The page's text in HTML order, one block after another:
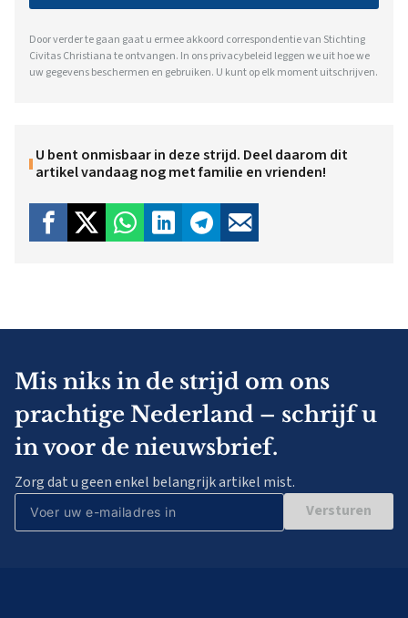
Door verder te gaan gaat u ermee akkoord correspondentie van Stichting
Civitas Christiana te ontvangen. In onsprivacybeleid leggen we uit hoe we
uw gegevens beschermen en gebruiken. U kunt op elk moment uitschrijven.
U bent onmisbaar in deze strijd. Deel daarom dit
artikel vandaag nog met familie en vrienden!
Mis niks in de strijd om ons
prachtige Nederland – schrijf u
in voor de nieuwsbrief.
Zorg dat u geen enkel belangrijk artikel mist.
Versturen